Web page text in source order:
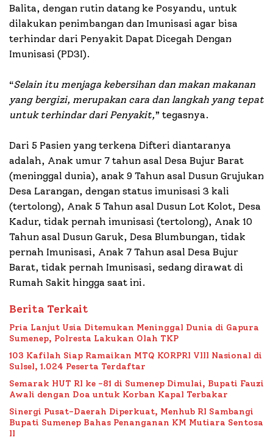
Balita, dengan rutin datang ke Posyandu, untuk
dilakukan penimbangan dan Imunisasi agar bisa
terhindar dari Penyakit Dapat Dicegah Dengan
Imunisasi (PD3I).
“Selain itu menjaga kebersihan dan makan makanan
yang bergizi, merupakan cara dan langkah yang tepat
untuk terhindar dari Penyakit,” tegasnya.
Dari 5 Pasien yang terkena Difteri diantaranya
adalah, Anak umur 7 tahun asal Desa Bujur Barat
(meninggal dunia), anak 9 Tahun asal Dusun Grujukan
Desa Larangan, dengan status imunisasi 3 kali
(tertolong), Anak 5 Tahun asal Dusun Lot Kolot, Desa
Kadur, tidak pernah imunisasi (tertolong), Anak 10
Tahun asal Dusun Garuk, Desa Blumbungan, tidak
pernah Imunisasi, Anak 7 Tahun asal Desa Bujur
Barat, tidak pernah Imunisasi, sedang dirawat di
Rumah Sakit hingga saat ini.
Berita Terkait
Pria Lanjut Usia Ditemukan Meninggal Dunia di Gapura
Sumenep, Polresta Lakukan Olah TKP
103 Kafilah Siap Ramaikan MTQ KORPRI VIII Nasional di
Sulsel, 1.024 Peserta Terdaftar
Semarak HUT RI ke -81 di Sumenep Dimulai, Bupati Fauzi
Awali dengan Doa untuk Korban Kapal Terbakar
Sinergi Pusat-Daerah Diperkuat, Menhub RI Sambangi
Bupati Sumenep Bahas Penanganan KM Mutiara Sentosa
II